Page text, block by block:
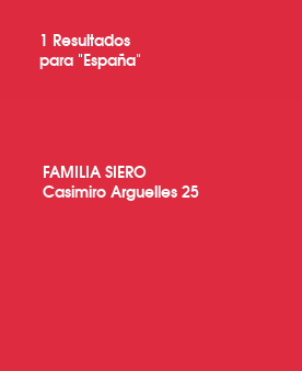
1 Resultados
para "España"
FAMILIA SIERO
Casimiro Arguelles 25